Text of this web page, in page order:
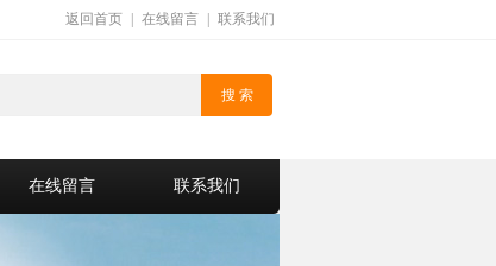
返回首页 在线留言 联系我们
在线留言 联系我们